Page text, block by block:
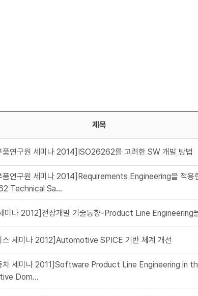
제목
품연구원 세미나 2014]ISO26262를 고려한 SW 개발 방법
품연구원 세미나 2014]Requirements Engineering을 적용
Technical Sa...
미나 2012]전장개발 기술동향-Product Line Engineering
스 세미나 2012]Automotive SPICE 기반 체계 개선
차 세미나 2011]Software Product Line Engineering in
Dom...